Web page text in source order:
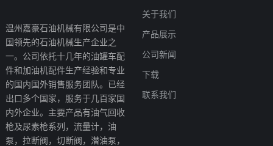
温州嘉豪石油机械有限公司是中
国领先的石油机械生产企业之
一。公司依托十几年的油罐车配
件和加油机配件生产经验和专业
的国内国外销售服务团队。已经
出口多个国家，服务于几百家国
内外企业。主要产品有油气回收
枪及尿素枪系列，流量计，油
泵，拉断阀，切断阀，潜油泵，
关于我们
产品展示
公司新闻
下载
联系我们